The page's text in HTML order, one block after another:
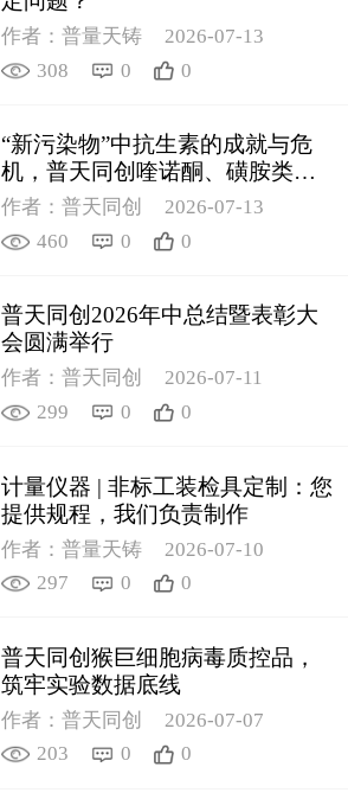
作者：普量天铸
2026-07-13
308
0 0
“新污染物”中抗生素的成就与危
机，普天同创喹诺酮、磺胺类质
控新品筑牢环境安全防线
作者：普天同创
2026-07-13
460
0 0
普天同创2026年中总结暨表彰大
会圆满举行
作者：普天同创
2026-07-11
299
0 0
计量仪器 | 非标工装检具定制：您
提供规程，我们负责制作
作者：普量天铸
2026-07-10
297
0 0
普天同创猴巨细胞病毒质控品，
筑牢实验数据底线
作者：普天同创
2026-07-07
203
0 0